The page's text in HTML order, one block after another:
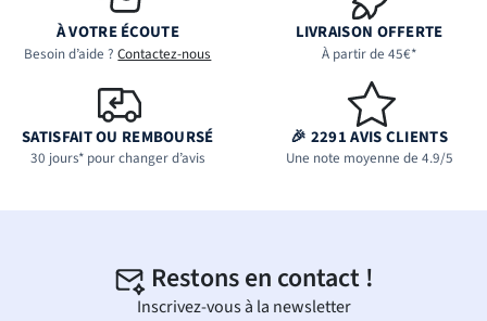
À VOTRE ÉCOUTE
Besoin d’aide ?Contactez-nous
LIVRAISON OFFERTE
À partir de 45€*
SATISFAIT OU REMBOURSÉ
30 jours* pour changer d’avis
🎉 2291 AVIS CLIENTS
Une note moyenne de 4.9/5
Restons en contact !
Inscrivez-vous à la newsletter